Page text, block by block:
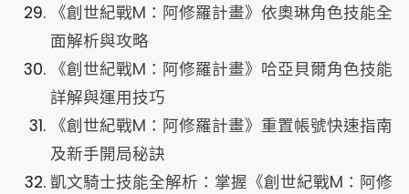
《創世紀戰M：阿修羅計畫》依奧琳角色技能全
面解析與攻略
《創世紀戰M：阿修羅計畫》哈亞貝爾角色技能
詳解與運用技巧
《創世紀戰M：阿修羅計畫》重置帳號快速指南
及新手開局秘訣
凱文騎士技能全解析：掌握《創世紀戰M：阿修